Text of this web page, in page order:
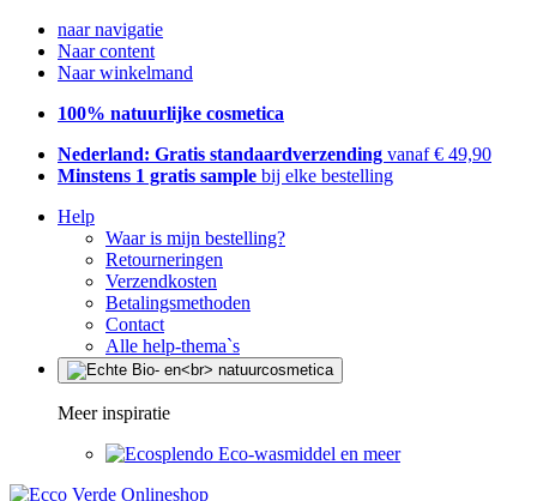
naar navigatie
Naar content
Naar winkelmand
100% natuurlijke cosmetica
Nederland: Gratis standaardverzending vanaf € 49,90
Minstens 1 gratis sample bij elke bestelling
Help
Waar is mijn bestelling?
Retourneringen
Verzendkosten
Betalingsmethoden
Contact
Alle help-thema`s
Meer inspiratie
Eco-wasmiddel en meer